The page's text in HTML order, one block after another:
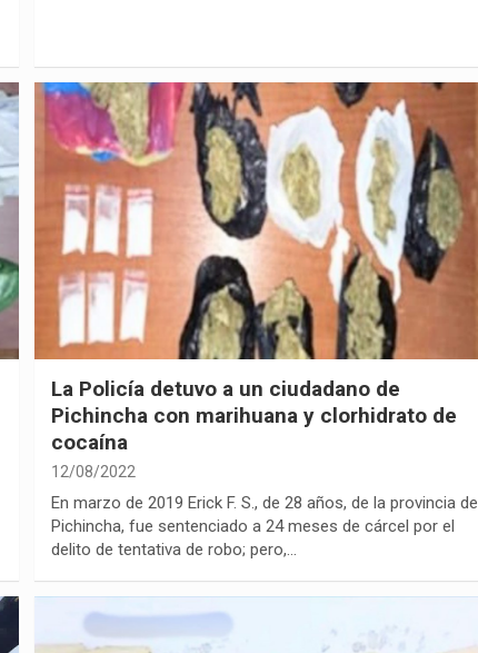
La Policía detuvo a un ciudadano de
Pichincha con marihuana y clorhidrato de
cocaína
12/08/2022
En marzo de 2019 Erick F. S., de 28 años, de la provincia de
Pichincha, fue sentenciado a 24 meses de cárcel por el
delito de tentativa de robo; pero,…